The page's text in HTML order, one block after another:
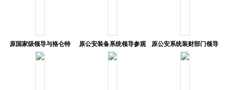
原国家级领导与格仑特
员工亲切交谈
原公安装备系统领导参观
格仑特移动警务室
原公安系统装财部门领导
莅临格仑特指导工作